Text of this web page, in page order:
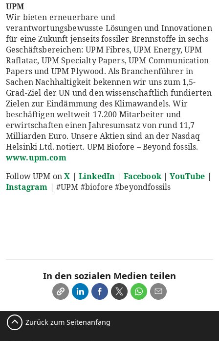
UPM
Wir bieten erneuerbare und
verantwortungsbewusste Lösungen und Innovationen
für eine Zukunft jenseits fossiler Brennstoffe in sechs
Geschäftsbereichen: UPM Fibres, UPM Energy, UPM
Raflatac, UPM Specialty Papers, UPM Communication
Papers und UPM Plywood. Als Branchenführer in
Sachen Nachhaltigkeit bekennen wir uns zum 1,5-
Grad-Ziel der UN und den wissenschaftlich fundierten
Zielen zur Eindämmung des Klimawandels. Wir
beschäftigen weltweit 17.200 Mitarbeiter und
erwirtschaften einen Jahresumsatz von rund 11,7
Milliarden Euro. Unsere Aktien sind an der Nasdaq
Helsinki Ltd. notiert. UPM Biofore – Beyond fossils.
www.upm.com
Follow UPM onX | LinkedIn | Facebook|YouTube |
Instagram | #UPM #biofore #beyondfossils
In den sozialen Medien teilen
Zurück zum Seitenanfang